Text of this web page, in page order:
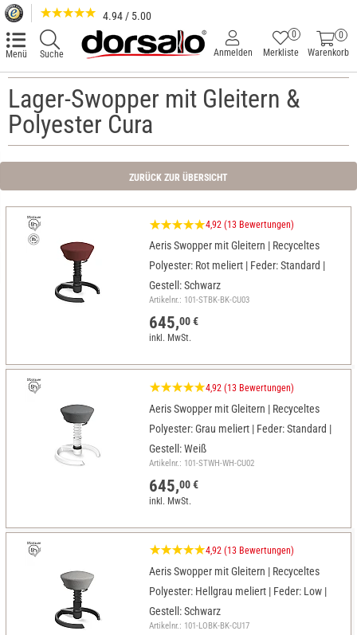
4.94 / 5.00
Menü Suche
0
Warenkorb
Merkliste
0
Anmelden
Lager-Swopper mit Gleitern &
Polyester Cura
ZURÜCK ZUR ÜBERSICHT
4,92 (13 Bewertungen)
Aeris Swopper mit Gleitern | Recyceltes
Polyester: Rot meliert | Feder: Standard |
Gestell: Schwarz
Artikelnr.: 101-STBK-BK-CU03
645,00 €
inkl. MwSt.
4,92 (13 Bewertungen)
Aeris Swopper mit Gleitern | Recyceltes
Polyester: Grau meliert | Feder: Standard |
Gestell: Weiß
Artikelnr.: 101-STWH-WH-CU02
645,00 €
inkl. MwSt.
4,92 (13 Bewertungen)
Aeris Swopper mit Gleitern | Recyceltes
Polyester: Hellgrau meliert | Feder: Low |
Gestell: Schwarz
Artikelnr.: 101-LOBK-BK-CU17